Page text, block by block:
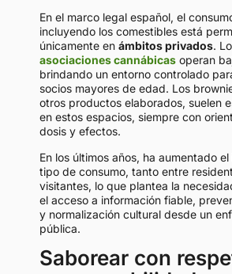
En el marco legal español, el
incluyendo los comestibles está
únicamente en ámbitos privados.
asociaciones cannábicas operan
brindando un entorno controlado
socios mayores de edad. Los
otros productos elaborados, suelen
en estos espacios, siempre con
dosis y efectos.
En los últimos años, ha aumentado
tipo de consumo, tanto entre
visitantes, lo que plantea la
el acceso a información fiable,
y normalización cultural desde un
pública.
Saborear con